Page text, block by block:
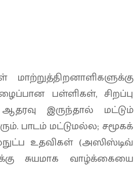
பள்ளிகள், சிறப்பு
இருந்தால் மட்டும்
பாடம் மட்டுமல்ல; சமூகக்
உதவிகள் (அஸிஸ்டிவ்
சுயமாக வாழ்க்கையை